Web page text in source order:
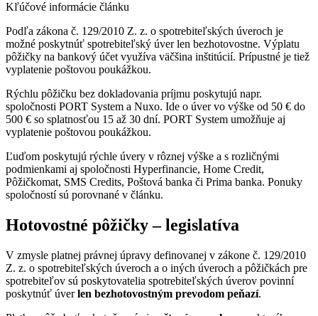
Kľúčové informácie článku
Podľa zákona č. 129/2010 Z. z. o spotrebiteľských úveroch je
možné poskytnúť spotrebiteľský úver len bezhotovostne. Výplatu
pôžičky na bankový účet využíva väčšina inštitúcií. Prípustné je tiež
vyplatenie poštovou poukážkou.
Rýchlu pôžičku bez dokladovania príjmu poskytujú napr.
spoločnosti PORT System a Nuxo. Ide o úver vo výške od 50 € do
500 € so splatnosťou 15 až 30 dní. PORT System umožňuje aj
vyplatenie poštovou poukážkou.
Ľuďom poskytujú rýchle úvery v rôznej výške a s rozličnými
podmienkami aj spoločnosti Hyperfinancie, Home Credit,
Pôžičkomat, SMS Credits, Poštová banka či Prima banka. Ponuky
spoločností sú porovnané v článku.
Hotovostné pôžičky – legislatíva
V zmysle platnej právnej úpravy definovanej v zákone č. 129/2010
Z. z. o spotrebiteľských úveroch a o iných úveroch a pôžičkách pre
spotrebiteľov sú poskytovatelia spotrebiteľských úverov povinní
poskytnúť úverlen bezhotovostným prevodom peňazí.